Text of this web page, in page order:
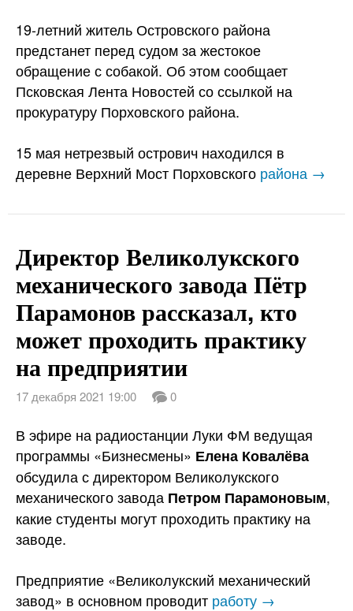
19-летний житель Островского района
предстанет перед судом за жестокое
обращение с собакой. Об этом сообщает
Псковская Лента Новостей со ссылкой на
прокуратуру Порховского района.
15 мая нетрезвый острович находился в
деревне Верхний Мост Порховского района →
Директор Великолукского
механического завода Пётр
Парамонов рассказал, кто
может проходить практику
на предприятии
17 декабря 2021 19:00 0
В эфире на радиостанции Луки ФМ ведущая
программы «Бизнесмены» Елена Ковалёва
обсудила с директором Великолукского
механического завода Петром Парамоновым,
какие студенты могут проходить практику на
заводе.
Предприятие «Великолукский механический
завод» в основном проводит работу →